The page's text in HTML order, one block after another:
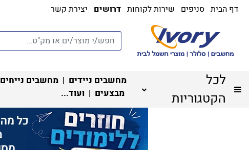
דף הבית סניפים שירות לקוחות דרושים יצירת קשר
לכל
הקטגוריות
מחשבים ניידים | מחשבים נייחים
מבצעים | ועוד...